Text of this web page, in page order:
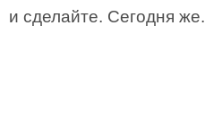
и сделайте. Сегодня же.